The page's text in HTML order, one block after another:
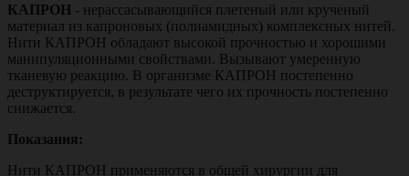
КАПРОН - нерассасывающийся плетеный или крученый
материал из капроновых (полиамидных) комплексных нитей.
Нити КАПРОН обладают высокой прочностью и хорошими
манипуляционными свойствами. Вызывают умеренную
тканевую реакцию. В организме КАПРОН постепенно
деструктируется, в результате чего их прочность постепенно
снижается.
Показания:
Нити КАПРОН применяются в общей хирургии для